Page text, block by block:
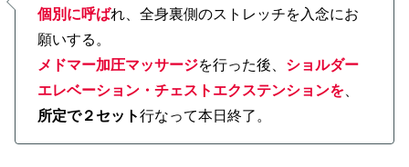
個別に呼ばれ、全身裏側のストレッチを入念にお
願いする。
メドマー加圧マッサージを行った後、 ショルダー
エレベーション・チェストエクステンションを
所定で２セット行なって本日終了。